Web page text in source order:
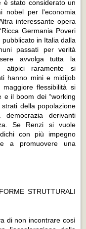
è stato considerato un
nobel per l'economia
interessante opera
Germania Poveri
pubblicato in Italia dalla
passati per verità
avvolga tutta la
raramente si
hanno mini e midijob
flessibilità si
e il boom dei “working
della popolazione
derivanti
Se Renzi si vuole
con più impegno
a promuovere una
STRUTTURALI
di non incontrare così